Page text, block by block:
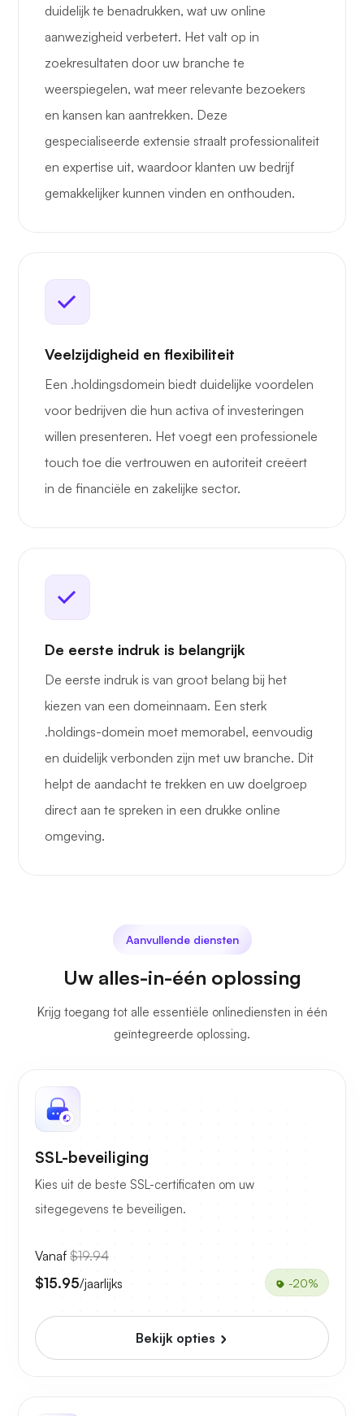
duidelijk te benadrukken, wat uw online
aanwezigheid verbetert. Het valt op in
zoekresultaten door uw branche te
weerspiegelen, wat meer relevante bezoekers
en kansen kan aantrekken. Deze
gespecialiseerde extensie straalt professionaliteit
en expertise uit, waardoor klanten uw bedrijf
gemakkelijker kunnen vinden en onthouden.
Veelzijdigheid en flexibiliteit
Een .holdingsdomein biedt duidelijke voordelen
voor bedrijven die hun activa of investeringen
willen presenteren. Het voegt een professionele
touch toe die vertrouwen en autoriteit creëert
in de financiële en zakelijke sector.
De eerste indruk is belangrijk
De eerste indruk is van groot belang bij het
kiezen van een domeinnaam. Een sterk
.holdings-domein moet memorabel, eenvoudig
en duidelijk verbonden zijn met uw branche. Dit
helpt de aandacht te trekken en uw doelgroep
direct aan te spreken in een drukke online
omgeving.
Aanvullende diensten
Uw alles-in-één oplossing
Krijg toegang tot alle essentiële onlinediensten in één
geïntegreerde oplossing.
SSL-beveiliging
Kies uit de beste SSL-certificaten om uw
sitegegevens te beveiligen.
Vanaf $19.94
$15.95/jaarlijks -20%
Bekijk opties